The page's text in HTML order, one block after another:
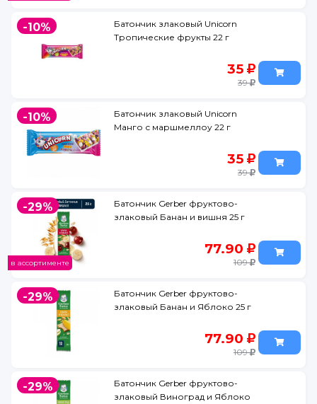
-10%
Батончик злаковый Unicorn
Тропические фрукты 22 г
35
39
-10%
Батончик злаковый Unicorn
Манго с маршмеллоу 22 г
35
39
-29%
в ассортименте
Батончик Gerber фруктово-
злаковый Банан и вишня 25 г
77.90
109
-29%
Батончик Gerber фруктово-
злаковый Банан и Яблоко 25 г
77.90
109
-29%
Батончик Gerber фруктово-
злаковый Виноград и Яблоко